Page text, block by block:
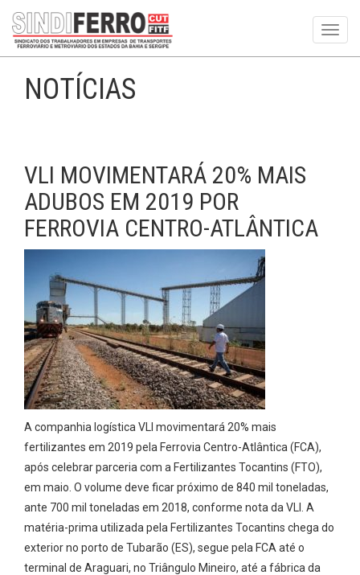
NOTÍCIAS
VLI MOVIMENTARÁ 20% MAIS
ADUBOS EM 2019 POR
FERROVIA CENTRO-ATLÂNTICA
A companhia logística VLI movimentará 20% mais
fertilizantes em 2019 pela Ferrovia Centro-Atlântica (FCA),
após celebrar parceria com a Fertilizantes Tocantins (FTO),
em maio. O volume deve ficar próximo de 840 mil toneladas,
ante 700 mil toneladas em 2018, conforme nota da VLI. A
matéria-prima utilizada pela Fertilizantes Tocantins chega do
exterior no porto de Tubarão (ES), segue pela FCA até o
terminal de Araguari, no Triângulo Mineiro, até a fábrica da